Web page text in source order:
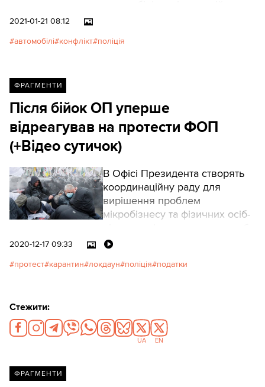
оштрафували десятки водіїв.
2021-01-21 08:12
автомобілі конфлікт поліція
ФРАГМЕНТИ
Після бійок ОП уперше
відреагував на протести ФОП
(+Відео сутичок)
В Офісі Президента створять
координаційну раду для
вирішення проблем
мікробізнесу та фізичних осіб-
ОП.
2020-12-17 09:33
протест карантин локдаун поліція податки
Стежити:
UA EN
ФРАГМЕНТИ